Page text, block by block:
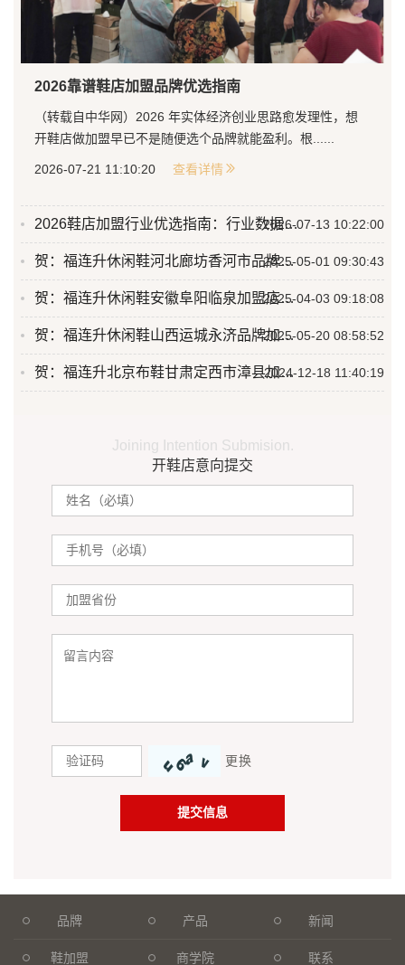
2026靠谱鞋店加盟品牌优选指南
（转载自中华网）2026 年实体经济创业思路愈发理性，想
开鞋店做加盟早已不是随便选个品牌就能盈利。根......
2026-07-21 11:10:20 查看详情
2026鞋店加盟行业优选指南：行业数据与优质品牌深度测评
2026-07-13 10:22:00
贺：福连升休闲鞋河北廊坊香河市品牌加盟店正式开业！
2025-05-01 09:30:43
贺：福连升休闲鞋安徽阜阳临泉加盟店正式开业！
2025-04-03 09:18:08
贺：福连升休闲鞋山西运城永济品牌加盟店正式开业！
2025-05-20 08:58:52
贺：福连升北京布鞋甘肃定西市漳县加盟店正式开业！
2024-12-18 11:40:19
Joining Intention Submision.
开鞋店意向提交
更换
品牌 产品 新闻
鞋加盟 商学院 联系